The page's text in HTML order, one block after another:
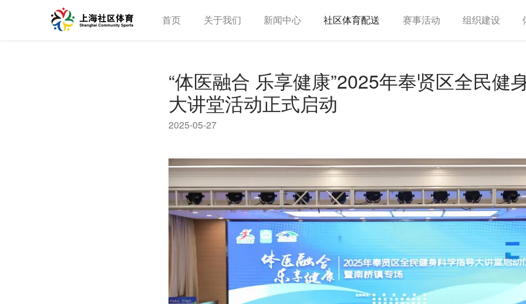
首页 关于我们 新闻中心 社区体育配送 赛事活动 组织建设
“体医融合 乐享健康”2025年奉贤区全民健
大讲堂活动正式启动
2025-05-27